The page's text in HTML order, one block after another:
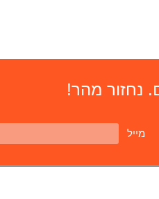
נחזור מהר!
מייל